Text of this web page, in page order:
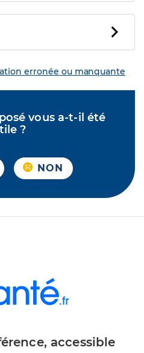
erronée ou manquante
vous a-t-il été
?
NON
accessible